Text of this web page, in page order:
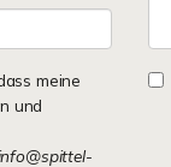
meine
und